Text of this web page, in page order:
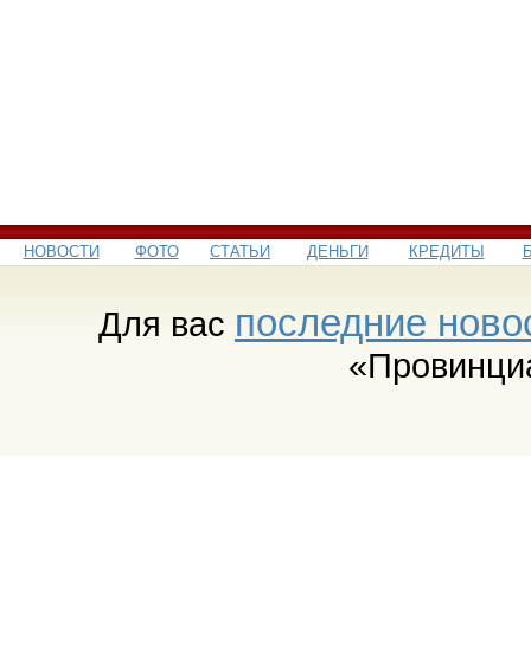
НОВОСТИ ФОТО СТАТЬИ ДЕНЬГИ КРЕДИТЫ
Для вас последние